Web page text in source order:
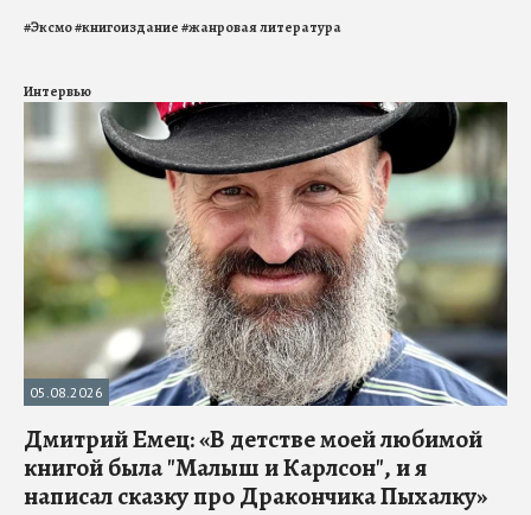
#Эксмо#книгоиздание#жанровая литература
Интервью
05.08.2026
Дмитрий Емец: «В детстве моей любимой
книгой была "Малыш и Карлсон", и я
написал сказку про Дракончика Пыхалку»